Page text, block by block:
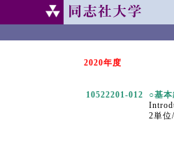
2020年度
10522201-012
○基
2単